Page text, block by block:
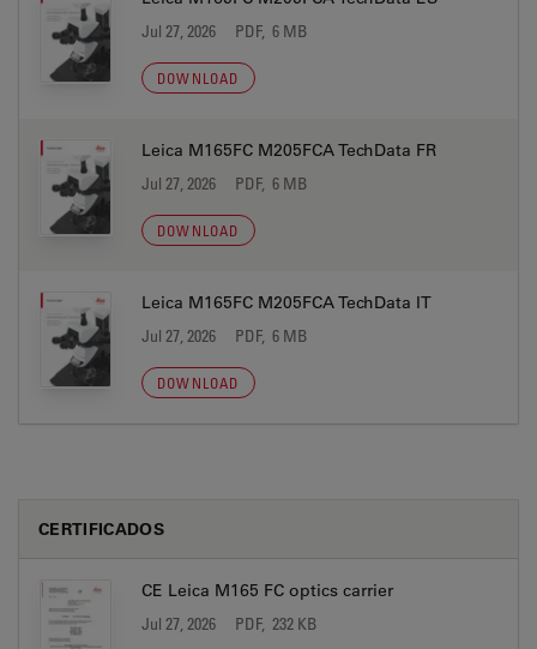
Jul 27, 2026 PDF, 6 MB
DOWNLOAD
Leica M165FC M205FCA TechData FR
Jul 27, 2026 PDF, 6 MB
DOWNLOAD
Leica M165FC M205FCA TechData IT
Jul 27, 2026 PDF, 6 MB
DOWNLOAD
CERTIFICADOS
CE Leica M165 FC optics carrier
Jul 27, 2026 PDF, 232 KB